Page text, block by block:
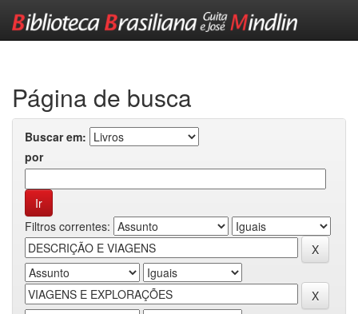
Página de busca
Buscar em:
por
Filtros correntes: